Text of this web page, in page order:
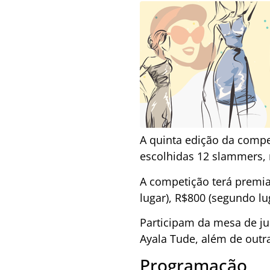
A quinta edição da
escolhidas 12
A competição terá
lugar), R$800 (segundo
Participam da mesa de
Ayala Tude, além de